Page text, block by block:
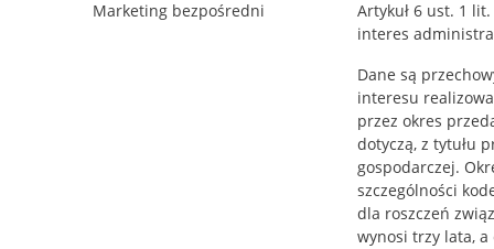
Marketing bezpośredni
Artykuł 6 ust. 1
interes
Dane są
interesu
przez okres
dotyczą, z tytułu
gospodarczej.
szczególności
dla roszczeń
wynosi trzy lata,